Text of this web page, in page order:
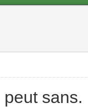
sans.